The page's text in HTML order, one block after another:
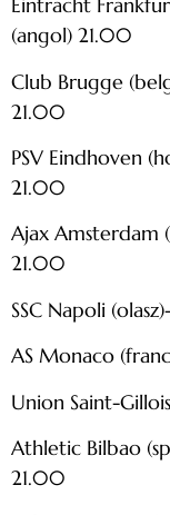
Eintracht
(angol) 21.00
Club Brugge
21.00
PSV Eindhoven
21.00
Ajax Amsterdam
21.00
SSC Napoli
AS Monaco
Union Saint-
Athletic Bilbao
21.00